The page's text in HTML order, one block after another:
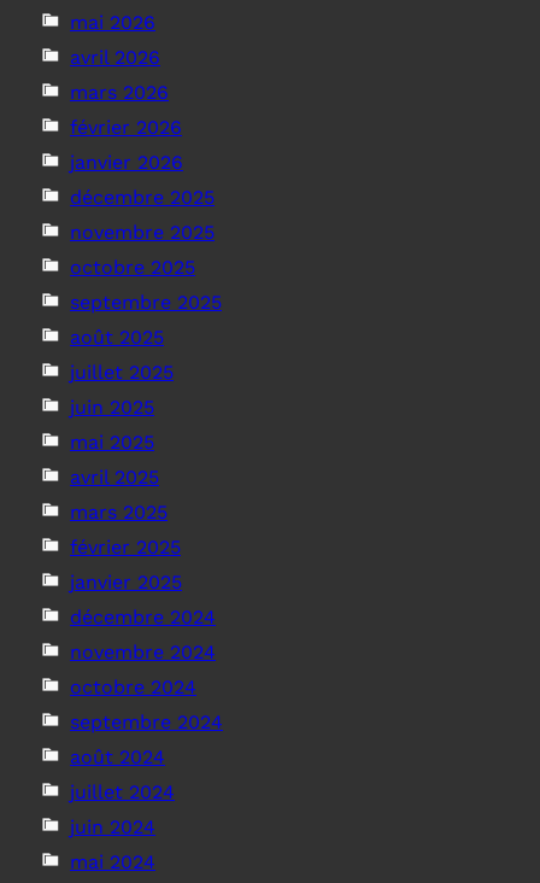
mai 2026
avril 2026
mars 2026
février 2026
janvier 2026
décembre 2025
novembre 2025
octobre 2025
septembre 2025
août 2025
juillet 2025
juin 2025
mai 2025
avril 2025
mars 2025
février 2025
janvier 2025
décembre 2024
novembre 2024
octobre 2024
septembre 2024
août 2024
juillet 2024
juin 2024
mai 2024